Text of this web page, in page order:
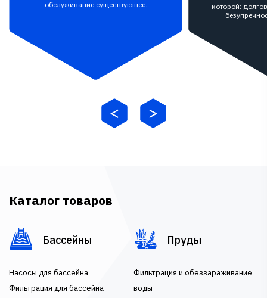
обслуживание существующее.
которой:
Каталог товаров
Бассейны
Насосы для бассейна
Фильтрация для бассейна
Пруды
Фильтрация и обеззараживание
воды